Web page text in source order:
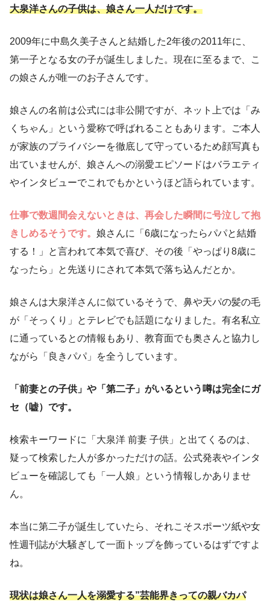
大泉洋さんの子供は、娘さん一人だけです。
2009年に中島久美子さんと結婚した2年後の2011年に、
第一子となる女の子が誕生しました。現在に至るまで、こ
の娘さんが唯一のお子さんです。
娘さんの名前は公式には非公開ですが、ネット上では「み
くちゃん」という愛称で呼ばれることもあります。ご本人
が家族のプライバシーを徹底して守っているため顔写真も
出ていませんが、娘さんへの溺愛エピソードはバラエティ
やインタビューでこれでもかというほど語られています。
仕事で数週間会えないときは、再会した瞬間に号泣して抱
きしめるそうです。 娘さんに「6歳になったらパパと結婚
する！」と言われて本気で喜び、その後「やっぱり8歳に
なったら」と先送りにされて本気で落ち込んだとか。
娘さんは大泉洋さんに似ているそうで、鼻や天パの髪の毛
が「そっくり」とテレビでも話題になりました。有名私立
に通っているとの情報もあり、教育面でも奥さんと協力し
ながら「良きパパ」を全うしています。
「前妻との子供」や「第二子」がいるという噂は完全にガ
セ（嘘）です。
検索キーワードに「大泉洋 前妻 子供」と出てくるのは、
疑って検索した人が多かっただけの話。公式発表やインタ
ビューを確認しても「一人娘」という情報しかありませ
ん。
本当に第二子が誕生していたら、それこそスポーツ紙や女
性週刊誌が大騒ぎして一面トップを飾っているはずですよ
ね。
現状は娘さん一人を溺愛する”芸能界きっての親バカパ